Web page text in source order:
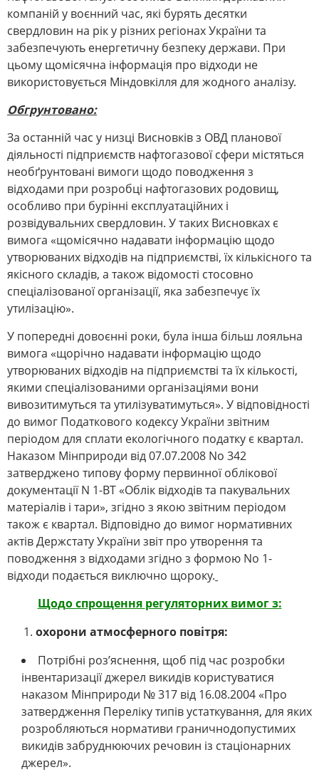
компаній у воєнний час, які бурять десятки
свердловин на рік у різних регіонах України та
забезпечують енергетичну безпеку держави. При
цьому щомісячна інформація про відходи не
використовується Міндовкілля для жодного аналізу.
Обгрунтовано:
За останній час у низці Висновків з ОВД планової
діяльності підприємств нафтогазової сфери містяться
необґрунтовані вимоги щодо поводження з
відходами при розробці нафтогазових родовищ,
особливо при бурінні експлуатаційних і
розвідувальних свердловин. У таких Висновках є
вимога «щомісячно надавати інформацію щодо
утворюваних відходів на підприємстві, їх кількісного та
якісного складів, а також відомості стосовно
спеціалізованої організації, яка забезпечує їх
утилізацію».
У попередні довоєнні роки, була інша більш лояльна
вимога «щорічно надавати інформацію щодо
утворюваних відходів на підприємстві та їх кількості,
якими спеціалізованими організаціями вони
вивозитимуться та утилізуватимуться». У відповідності
до вимог Податкового кодексу України звітним
періодом для сплати екологічного податку є квартал.
Наказом Мінприроди від 07.07.2008 No 342
затверджено типову форму первинної облікової
документації N 1-ВТ «Облік відходів та пакувальних
матеріалів і тари», згідно з якою звітним періодом
також є квартал. Відповідно до вимог нормативних
актів Держстату України звіт про утворення та
поводження з відходами згідно з формою No 1-
відходи подається виключно щороку.
Щодо спрощення регуляторних вимог з:
охорони атмосферного повітря:
Потрібні роз’яснення, щоб під час розробки
інвентаризації джерел викидів користуватися
наказом Мінприроди № 317 від 16.08.2004 «Про
затвердження Переліку типів устаткування, для яких
розробляються нормативи граничнодопустимих
викидів забруднюючих речовин із стаціонарних
джерел».